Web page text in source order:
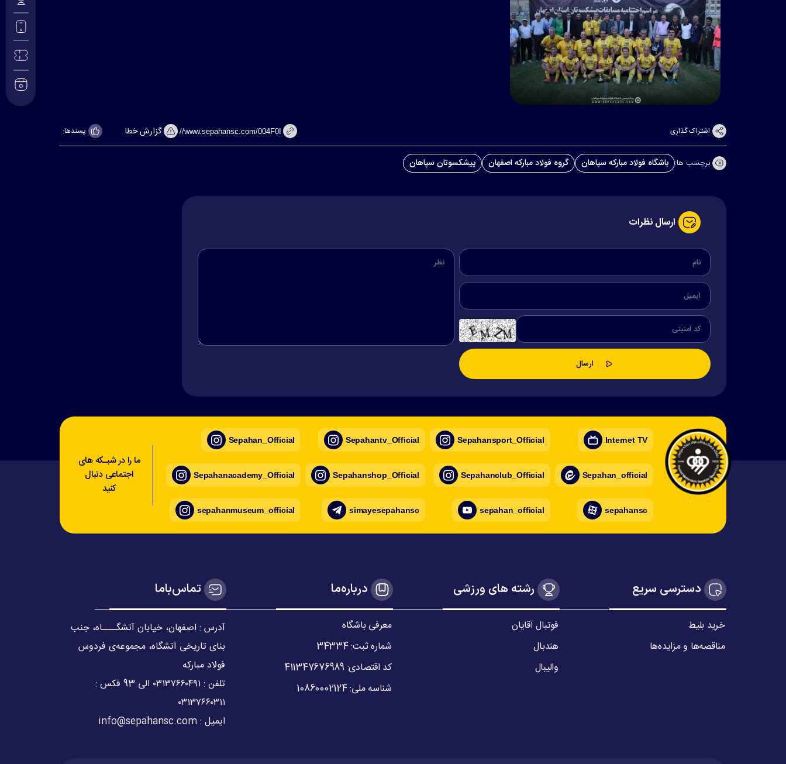
اشتراک گذاری گزارش خطا پسندها:
برچسب ها: باشگاه فولاد مبارکه سپاهان گروه فولاد مبارکه اصفهان پیشکسوتان سپاهان
ارسال نظرات
ما را در شبـکه های
اجتماعی دنبال
کنید
Sepahan_Official
Sepahanacademy_Official
sepahanmuseum_official
Sepahantv_Official
Sepahanshop_Official
simayesepahansc
Sepahansport_Official
Sepahanclub_Official
sepahan_official
Internet TV
Sepahan_official
sepahansc
دسترسی سریع
خرید بلیط
مناقصه‌ها و مزایده‌ها
رشته های ورزشی
فوتبال آقایان
هندبال
والیبال
درباره‌ما
معرفی باشگاه
شماره ثبت: 34334
کد اقتصادی: 411347676989
شناسه ملی: 10860002124
تماس‌با‌ما
آدرس : اصفهان، خیابان آتشگــــاه، جنب
بنای تاریخی آتشگاه، مجموعه‌ی فردوس
فولاد مبارکه
تلفن : ۰۳۱۳۷۶۶۰۴۹۱ الی 93 فکس :
۰۳۱۳۷۶۶۰۳۱۱
ایمیل : info@sepahansc.com